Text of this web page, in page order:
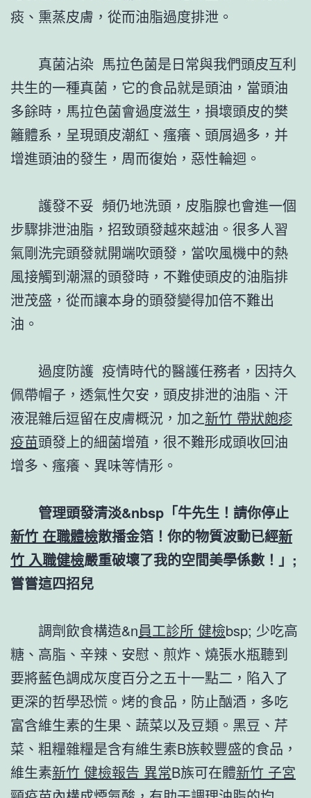
痰、熏蒸皮膚，從而油脂過度排泄。
真菌沾染 馬拉色菌是日常與我們頭皮互利
共生的一種真菌，它的食品就是頭油，當頭油
多餘時，馬拉色菌會過度滋生，損壞頭皮的樊
籬體系，呈現頭皮潮紅、瘙癢、頭屑過多，并
增進頭油的發生，周而復始，惡性輪迴。
護發不妥 頻仍地洗頭，皮脂腺也會進一個
步驟排泄油脂，招致頭發越來越油。很多人習
氣剛洗完頭發就開端吹頭發，當吹風機中的熱
風接觸到潮濕的頭發時，不難使頭皮的油脂排
泄茂盛，從而讓本身的頭發變得加倍不難出
油。
過度防護 疫情時代的醫護任務者，因持久
佩帶帽子，透氣性欠安，頭皮排泄的油脂、汗
液混雜后逗留在皮膚概況，加之新竹 帶狀皰疹
疫苗頭發上的細菌增殖，很不難形成頭收回油
增多、瘙癢、異味等情形。
管理頭發清淡&nbsp「牛先生！請你停止
新竹 在職體檢散播金箔！你的物質波動已經新
竹 入職健檢嚴重破壞了我的空間美學係數！」;
嘗嘗這四招兒
調劑飲食構造&n員工診所 健檢bsp; 少吃高
糖、高脂、辛辣、安慰、煎炸、燒張水瓶聽到
要將藍色調成灰度百分之五十一點二，陷入了
更深的哲學恐慌。烤的食品，防止酗酒，多吃
富含維生素的生果、蔬菜以及豆類。黑豆、芹
菜、粗糧雜糧是含有維生素B族較豐盛的食品，
維生素新竹 健檢報告 異常B族可在體新竹 子宮